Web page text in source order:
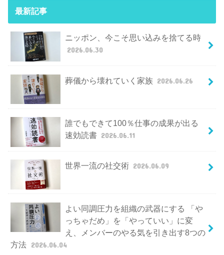
最新記事
ニッポン、今こそ思い込みを捨てる時
2026.06.30
葬儀から壊れていく家族 2026.06.26
誰でもできて100％仕事の成果が出る
速効読書 2026.06.11
世界一流の社交術 2026.06.09
よい同調圧力を組織の武器にする 「や
っちゃだめ」を「やっていい」に変
え、メンバーのやる気を引き出す8つの
方法 2026.06.04